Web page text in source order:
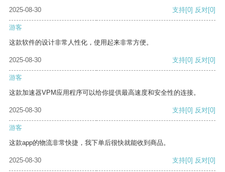
2025-08-30
支持[0] 反对[0]
游客
这款软件的设计非常人性化，使用起来非常方便。
2025-08-30 支持[0] 反对[0]
游客
这款加速器VPM应用程序可以给你提供最高速度和安全性的连接。
2025-08-30 支持[0] 反对[0]
游客
这款app的物流非常快捷，我下单后很快就能收到商品。
2025-08-30 支持[0] 反对[0]